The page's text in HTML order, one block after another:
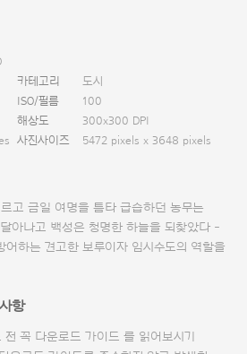
카테고리
도시
ISO/필름
100
해상도
300x300 DPI
사진사이즈 5472 pixels x 3648 pixels
고 금일 여명을 틈타 급습하던 농무는
아나고 백성은 청명한 하늘을 되찾았다 -
하는 견고한 보루이자 임시수도의 역할을
항
전 꼭 다운로드 가이드 를 읽어보시기